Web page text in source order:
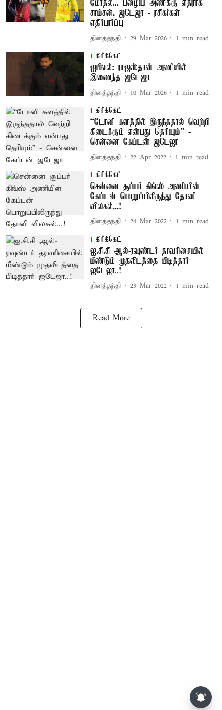
மோதல்... பழைய அணிக்கு எதிராக
சாம்சன், ஜடேஜா - ரசிகர்கள்
எதிர்பார்ப்பு
தினத்தந்தி 29 Mar 2026 1 min read
கிரிக்கெட்
ஐபிஎல்: ராஜஸ்தான் அணியில்
இணைந்த ஜடேஜா
தினத்தந்தி 10 Mar 2026 1 min read
கிரிக்கெட்
“டோனி களத்தில் இருந்ததால் வெற்றி
கிடைக்கும் என்பது தெரியும்” -
சென்னை கேப்டன் ஜடேஜா
தினத்தந்தி 22 Apr 2022 1 min read
கிரிக்கெட்
சென்னை சூப்பர் கிங்ஸ் அணியின்
கேப்டன் பொறுப்பிலிருந்து தோனி
விலகல்...!
தினத்தந்தி 24 Mar 2022 1 min read
கிரிக்கெட்
ஐ.சி.சி ஆல்-ரவுண்டர் தரவரிசையில்
மீண்டும் முதலிடத்தை பிடித்தார்
ஜடேஜா..!
தினத்தந்தி 23 Mar 2022 1 min read
Read More